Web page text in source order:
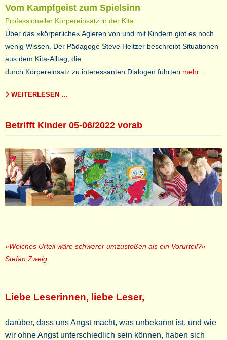
Vom Kampfgeist zum Spielsinn
Professioneller Körpereinsatz in der Kita
Über das »körperliche« Agieren von und mit Kindern gibt es noch
wenig Wissen. Der Pädagoge Steve Heitzer beschreibt Situationen
aus dem Kita-Alltag, die
durch Körpereinsatz zu interessanten Dialogen führten mehr...
WEITERLESEN …
Betrifft Kinder 05-06/2022 vorab
»Welches Urteil wäre schwerer umzustoßen als ein Vorurteil?«
Stefan Zweig
Liebe Leserinnen, liebe Leser,
darüber, dass uns Angst macht, was unbekannt ist, und wie
wir ohne Angst unterschiedlich sein können, haben sich